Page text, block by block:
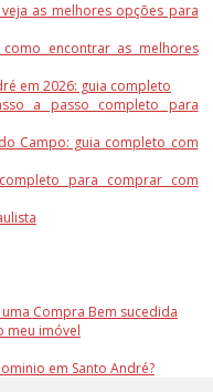
as melhores opções para
encontrar as melhores
em 2026: guia completo
a passo completo para
Campo: guia completo com
para comprar com
Compra Bem sucedida
meu imóvel
em Santo André?